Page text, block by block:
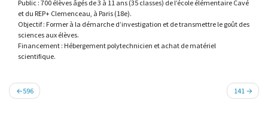
Public : 700 élèves âgés de 3 à 11 ans (35 classes) de l’école élémentaire Cavé
et du REP+ Clemenceau, à Paris (18e).
Objectif : Former à la démarche d’investigation et de transmettre le goût des
sciences aux élèves.
Financement : Hébergement polytechnicien et achat de matériel
scientifique.
Navigation
de
596 141